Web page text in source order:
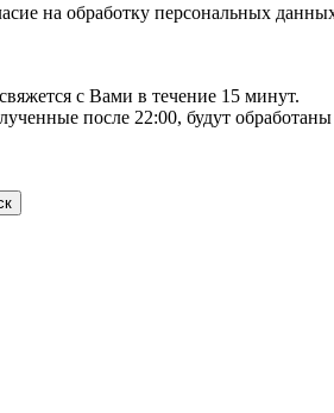
на обработку персональных
с Вами в течение 15 минут.
после 22:00, будут